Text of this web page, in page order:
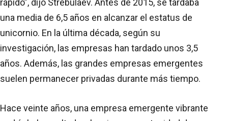
rápido”, dijo Strebulaev. Antes de 2015, se tardaba
una media de 6,5 años en alcanzar el estatus de
unicornio. En la última década, según su
investigación, las empresas han tardado unos 3,5
años. Además, las grandes empresas emergentes
suelen permanecer privadas durante más tiempo.
Hace veinte años, una empresa emergente vibrante